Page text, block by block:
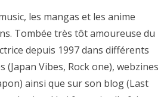
les mangas et les anime
Tombée très tôt amoureuse du
depuis 1997 dans différents
(Japan Vibes, Rock one), webzines
ainsi que sur son blog (Last